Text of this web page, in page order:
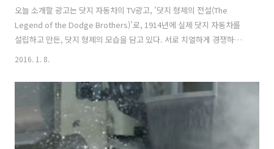
오늘 소개할 광고는 닷지 자동차의 TV광고, '닷지 형제의 전설(The
Legend of the Dodge Brothers)'로, 1914년에 실제 닷지 자동차를
설립하고 만든, 닷지 형제의 모습을 담고 있다. 서로 치열하게 경쟁하던
이 열정 넘치는 형제들의 모습을, 닷지(Dodge) 자동차 주력모델들의 변
시대가 지나서 닷지의 주력 자동차 모델들이 변하더라도, 닷지 형제의 끊
임없는 경쟁과 정신은 계속 된다는걸 아주 효과적이고도 인상적으로 보
여주는듯 하여 마음에 든다. 닷지의 두 주력모델 이름이 챌린저와 차저인
것도 이런 부분을 뒷받침하는 것 같다. 1년 정도 된 광고지만, 마음에 들
어 새삼스럽게 다시 포스팅해본다:-) 1914년부터 끊..
2016. 1. 8.